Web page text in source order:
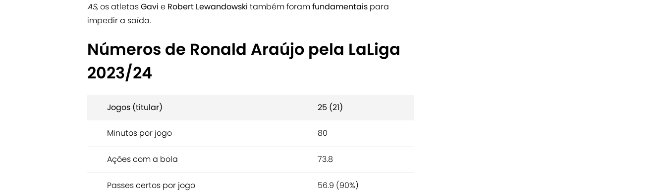
AS, os atletasGavi e Robert Lewandowski tambémforamfundamentais para
impedir a saída.
Números de Ronald Araújo pela LaLiga
2023/24
Jogos (titular) 25 (21)
Minutos por jogo 80
Ações com a bola 73.8
Passes certos por jogo 56.9 (90%)